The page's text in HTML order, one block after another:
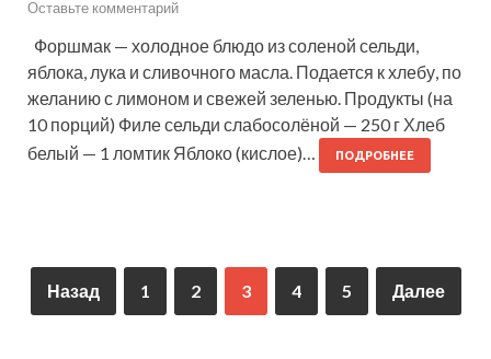
Оставьте комментарий
Форшмак — холодное блюдо из соленой сельди,
яблока, лука и сливочного масла. Подается к хлебу, по
желанию с лимоном и свежей зеленью. Продукты (на
10 порций) Филе сельди слабосолёной — 250 г Хлеб
белый — 1 ломтик Яблоко (кислое)…
ПОДРОБНЕЕ
Назад 1 2 3 4 5 Далее